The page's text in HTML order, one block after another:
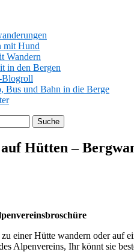
mit Hund
Wandern
in den Bergen
Blogroll
Bus und Bahn in die Berge
Hütten –
einer Hütte wandern oder auf
Alpenvereins, Ihr könnt sie